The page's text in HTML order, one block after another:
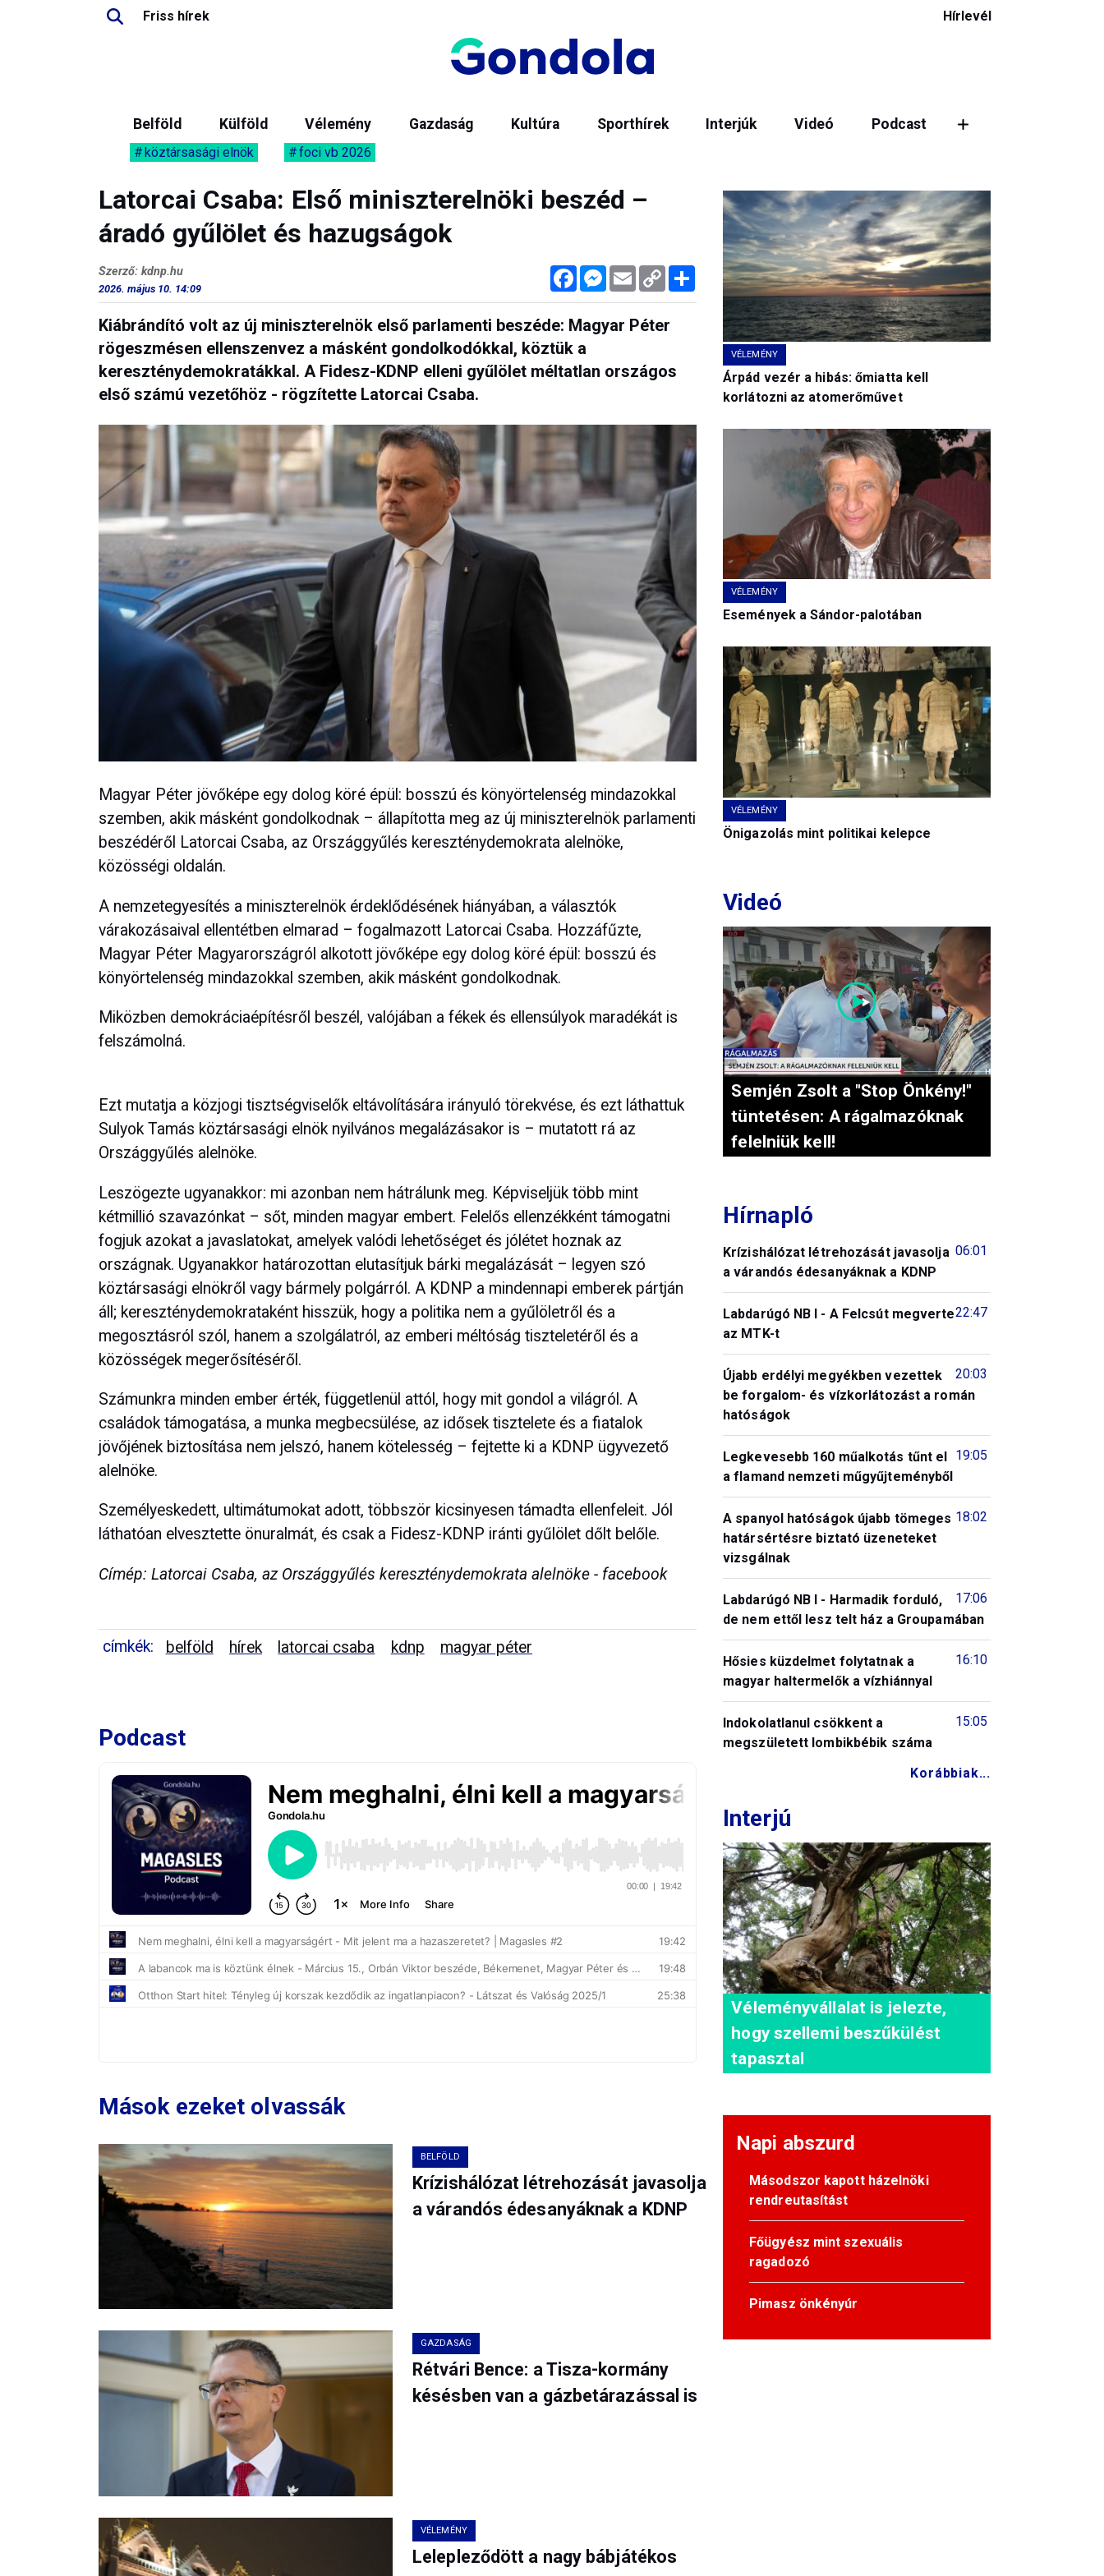
Friss hírek Hírlevél
Belföld Külföld Vélemény Gazdaság Kultúra Sporthírek Interjúk Videó Podcast
köztársasági elnök foci vb 2026
Latorcai Csaba: Első miniszterelnöki beszéd –
áradó gyűlölet és hazugságok
FacebookMessenger
Email Copy
Link
Megosztás
Szerző: kdnp.hu
2026. május 10. 14:09
Kiábrándító volt az új miniszterelnök első parlamenti beszéde: Magyar Péter
rögeszmésen ellenszenvez a másként gondolkodókkal, köztük a
kereszténydemokratákkal. A Fidesz-KDNP elleni gyűlölet méltatlan országos
első számú vezetőhöz - rögzítette Latorcai Csaba.
Magyar Péter jövőképe egy dolog köré épül: bosszú és könyörtelenség mindazokkal
szemben, akik másként gondolkodnak – állapította meg az új miniszterelnök parlamenti
beszédéről Latorcai Csaba, az Országgyűlés kereszténydemokrata alelnöke,
közösségi oldalán.
A nemzetegyesítés a miniszterelnök érdeklődésének hiányában, a választók
várakozásaival ellentétben elmarad – fogalmazott Latorcai Csaba. Hozzáfűzte,
Magyar Péter Magyarországról alkotott jövőképe egy dolog köré épül: bosszú és
könyörtelenség mindazokkal szemben, akik másként gondolkodnak.
Miközben demokráciaépítésről beszél, valójában a fékek és ellensúlyok maradékát is
felszámolná.
Ezt mutatja a közjogi tisztségviselők eltávolítására irányuló törekvése, és ezt láthattuk
Sulyok Tamás köztársasági elnök nyilvános megalázásakor is – mutatott rá az
Országgyűlés alelnöke.
Leszögezte ugyanakkor: mi azonban nem hátrálunk meg. Képviseljük több mint
kétmillió szavazónkat – sőt, minden magyar embert. Felelős ellenzékként támogatni
fogjuk azokat a javaslatokat, amelyek valódi lehetőséget és jólétet hoznak az
országnak. Ugyanakkor határozottan elutasítjuk bárki megalázását – legyen szó
köztársasági elnökről vagy bármely polgárról. A KDNP a mindennapi emberek pártján
áll; kereszténydemokrataként hisszük, hogy a politika nem a gyűlöletről és a
megosztásról szól, hanem a szolgálatról, az emberi méltóság tiszteletéről és a
közösségek megerősítéséről.
Számunkra minden ember érték, függetlenül attól, hogy mit gondol a világról. A
családok támogatása, a munka megbecsülése, az idősek tisztelete és a fiatalok
jövőjének biztosítása nem jelszó, hanem kötelesség – fejtette ki a KDNP ügyvezető
alelnöke.
Személyeskedett, ultimátumokat adott, többször kicsinyesen támadta ellenfeleit. Jól
láthatóan elvesztette önuralmát, és csak a Fidesz-KDNP iránti gyűlölet dőlt belőle.
Címép: Latorcai Csaba, az Országgyűlés kereszténydemokrata alelnöke - facebook
címkék: belföld hírek latorcai csaba kdnp magyar péter
Podcast
Mások ezeket olvassák
BELFÖLD
Krízishálózat létrehozását javasolja
a várandós édesanyáknak a KDNP
GAZDASÁG
Rétvári Bence: a Tisza-kormány
késésben van a gázbetárazással is
VÉLEMÉNY
Lelepleződött a nagy bábjátékos
VÉLEMÉNY
Árpád vezér a hibás: őmiatta kell
korlátozni az atomerőművet
VÉLEMÉNY
Események a Sándor-palotában
VÉLEMÉNY
Önigazolás mint politikai kelepce
Videó
Semjén Zsolt a "Stop Önkény!"
tüntetésen: A rágalmazóknak
felelniük kell!
Hírnapló
06:01
Krízishálózat létrehozását javasolja
a várandós édesanyáknak a KDNP
22:47
Labdarúgó NB I - A Felcsút megverte
az MTK-t
20:03
Újabb erdélyi megyékben vezettek
be forgalom- és vízkorlátozást a román
hatóságok
19:05
Legkevesebb 160 műalkotás tűnt el
a flamand nemzeti műgyűjteményből
18:02
A spanyol hatóságok újabb tömeges
határsértésre biztató üzeneteket
vizsgálnak
17:06
Labdarúgó NB I - Harmadik forduló,
de nem ettől lesz telt ház a Groupamában
16:10
Hősies küzdelmet folytatnak a
magyar haltermelők a vízhiánnyal
15:05
Indokolatlanul csökkent a
megszületett lombikbébik száma
Korábbiak...
Interjú
Véleményvállalat is jelezte,
hogy szellemi beszűkülést
tapasztal
Napi abszurd
Másodszor kapott házelnöki
rendreutasítást
Főügyész mint szexuális
ragadozó
Pimasz önkényúr